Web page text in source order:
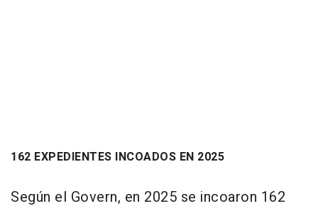
162 EXPEDIENTES INCOADOS EN 2025
Según el Govern, en 2025 se incoaron 162